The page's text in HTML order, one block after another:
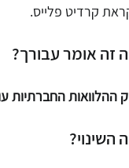
קרדיט פלייס.
זה אומר עבורך?
ההלוואות החברתיות
השינוי?